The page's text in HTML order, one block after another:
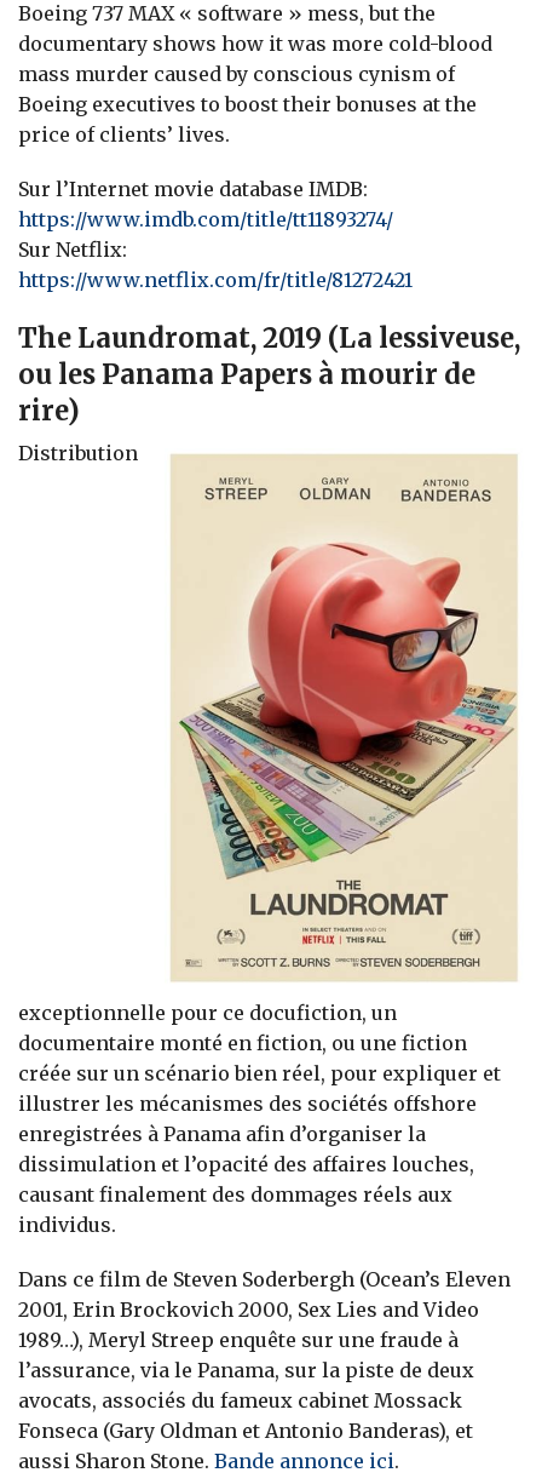
Boeing 737 MAX « software » mess, but the
documentary shows how it was more cold-blood
mass murder caused by conscious cynism of
Boeing executives to boost their bonuses at the
price of clients’ lives.
Sur l’Internet movie database IMDB:
https://www.imdb.com/title/tt11893274/
Sur Netflix:
https://www.netflix.com/fr/title/81272421
The Laundromat, 2019 (La lessiveuse,
ou les Panama Papers à mourir de
rire)
Distribution
exceptionnelle pour ce docufiction, un
documentaire monté en fiction, ou une fiction
créée sur un scénario bien réel, pour expliquer et
illustrer les mécanismes des sociétés offshore
enregistrées à Panama afin d’organiser la
dissimulation et l’opacité des affaires louches,
causant finalement des dommages réels aux
individus.
Dans ce film de Steven Soderbergh (Ocean’s Eleven
2001, Erin Brockovich 2000, Sex Lies and Video
1989…), Meryl Streep enquête sur une fraude à
l’assurance, via le Panama, sur la piste de deux
avocats, associés du fameux cabinet Mossack
Fonseca (Gary Oldman et Antonio Banderas), et
aussi Sharon Stone. Bande annonce ici.